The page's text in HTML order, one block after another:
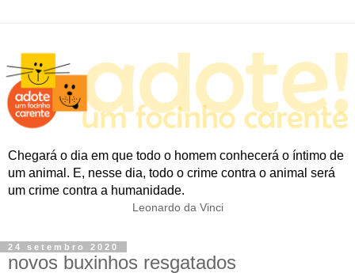
Chegará o dia em que todo o homem conhecerá o íntimo de
um animal. E, nesse dia, todo o crime contra o animal será
um crime contra a humanidade.
Leonardo da Vinci
24 setembro 2020
novos buxinhos resgatados